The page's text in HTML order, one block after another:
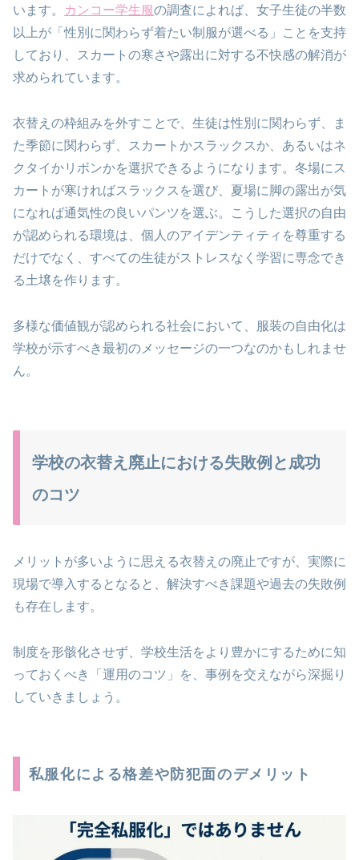
います。
カンコー学生服の調査によれば、女子生徒の半数
以上が「性別に関わらず着たい制服が選べる」ことを支持
しており、スカートの寒さや露出に対する不快感の解消が
求められています。
衣替えの枠組みを外すことで、生徒は性別に関わらず、ま
た季節に関わらず、スカートかスラックスか、あるいはネ
クタイかリボンかを選択できるようになります。冬場にス
カートが寒ければスラックスを選び、夏場に脚の露出が気
になれば通気性の良いパンツを選ぶ。こうした選択の自由
が認められる環境は、個人のアイデンティティを尊重する
だけでなく、すべての生徒がストレスなく学習に専念でき
る土壌を作ります。
多様な価値観が認められる社会において、服装の自由化は
学校が示すべき最初のメッセージの一つなのかもしれませ
ん。
学校の衣替え廃止における失敗例と成功
のコツ
メリットが多いように思える衣替えの廃止ですが、実際に
現場で導入するとなると、解決すべき課題や過去の失敗例
も存在します。
制度を形骸化させず、学校生活をより豊かにするために知
っておくべき「運用のコツ」を、事例を交えながら深掘り
していきましょう。
私服化による格差や防犯面のデメリット